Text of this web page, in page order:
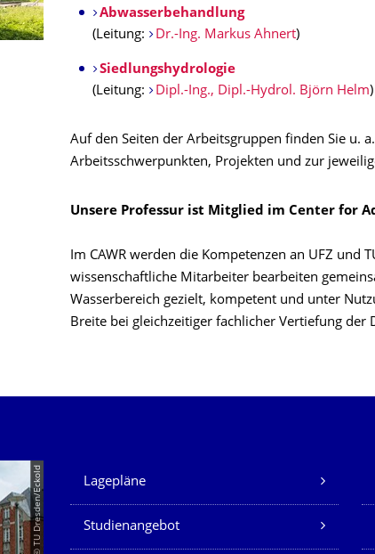
Abwasserbehandlung
(Leitung:
Dr.-Ing. Markus Ahnert)
Siedlungshydrologie
(Leitung:
Dipl.-Ing., Dipl.-Hydrol. Björn Helm)
Auf den Seiten der Arbeitsgruppen finden Sie u.
Arbeitsschwerpunkten, Projekten und zur
Unsere Professur ist Mitglied im Center for
Im CAWR werden die Kompetenzen an UFZ und
wissenschaftliche Mitarbeiter bearbeiten
Wasserbereich gezielt, kompetent und unter
Breite bei gleichzeitiger fachlicher Vertiefung der
© TU Dresden/Eckold Unsere Dienste
Lagepläne
Studienangebot